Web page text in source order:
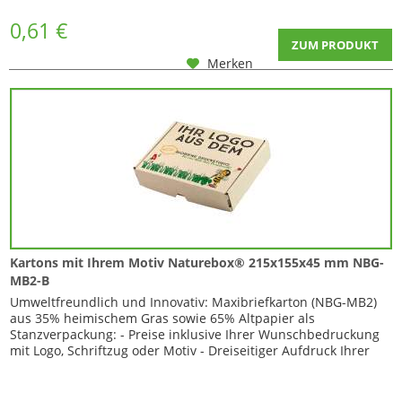
0,61 € ZUM PRODUKT
Merken
Kartons mit Ihrem Motiv Naturebox® 215x155x45 mm NBG-
MB2-B
Umweltfreundlich und Innovativ: Maxibriefkarton (NBG-MB2)
aus 35% heimischem Gras sowie 65% Altpapier als
Stanzverpackung: - Preise inklusive Ihrer Wunschbedruckung
mit Logo, Schriftzug oder Motiv - Dreiseitiger Aufdruck Ihrer